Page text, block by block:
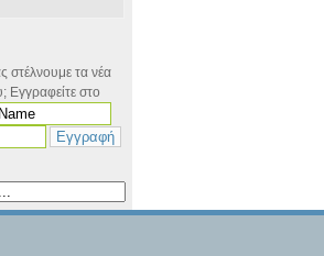
στέλνουμε τα νέα
Εγγραφείτε στο